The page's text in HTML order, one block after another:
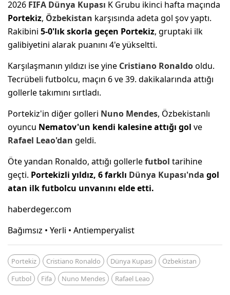
2026 FIFA Dünya Kupası K Grubu ikinci hafta maçında
Portekiz, Özbekistan karşısında adeta gol şov yaptı.
Rakibini 5-0'lık skorla geçen Portekiz, gruptaki ilk
galibiyetini alarak puanını 4'e yükseltti.
Karşılaşmanın yıldızı ise yine Cristiano Ronaldooldu.
Tecrübeli futbolcu, maçın 6 ve 39. dakikalarında attığı
gollerle takımını sırtladı.
Portekiz'in diğer golleri Nuno Mendes, Özbekistanlı
oyuncu Nematov'un kendi kalesine attığı gol ve
Rafael Leao'dan geldi.
Öte yandan Ronaldo, attığı gollerlefutbol tarihine
geçti. Portekizli yıldız, 6 farklı Dünya Kupası'nda gol
atan ilk futbolcu unvanını elde etti.
haberdeger.com
Bağımsız • Yerli • Antiemperyalist
Portekiz Cristiano Ronaldo Dünya Kupası
Özbekistan
Futbol
Fifa Nuno Mendes Rafael Leao